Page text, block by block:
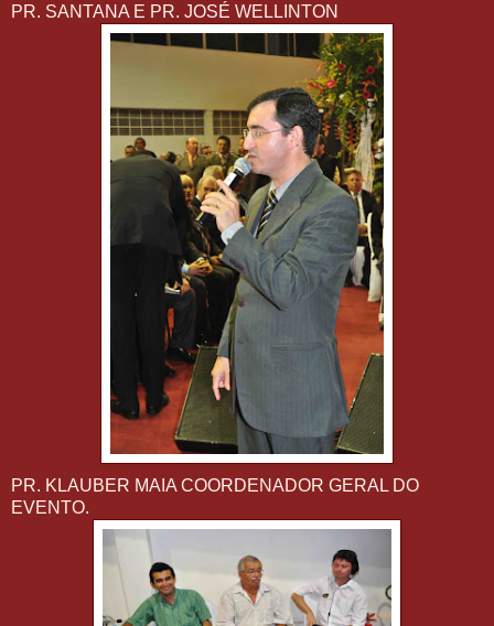
PR. SANTANA E PR. JOSÉ WELLINTON
PR. KLAUBER MAIA COORDENADOR GERAL DO
EVENTO.